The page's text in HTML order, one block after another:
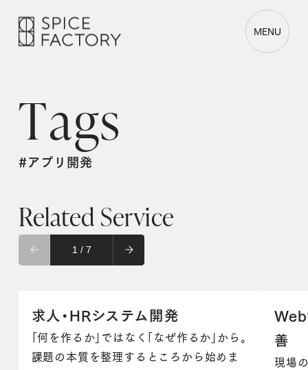
MENU
Tags
#アプリ開発
Related Service
1 / 7
求人・HRシステム開発
「何を作るか」ではなく「なぜ作るか」から。
課題の本質を整理するところから始めま
善
現場